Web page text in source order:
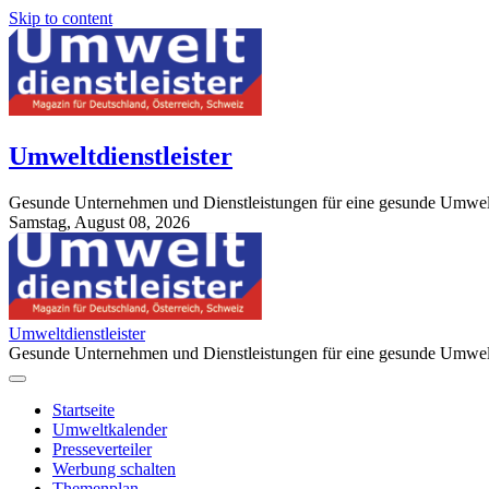
Skip to content
Umweltdienstleister
Gesunde Unternehmen und Dienstleistungen für eine gesunde
Samstag, August 08, 2026
StuttgartApotheke.com
Umweltdienstleister
Gesunde Unternehmen und Dienstleistungen für eine gesunde
Startseite
Umweltkalender
Presseverteiler
Werbung schalten